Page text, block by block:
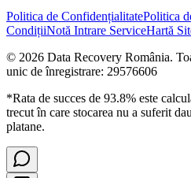
Politica de ConfidențialitatePolitica
CondițiiNotă Intrare ServiceHartă
© 2026 Data Recovery România.
unic de înregistrare: 29576606
*Rata de succes de 93.8% este
trecut în care stocarea nu a suferit
platane.